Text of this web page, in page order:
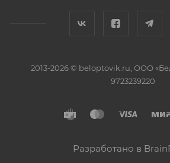
2013-2026 © beloptovik.ru, ООО
9723239220
Разработано в